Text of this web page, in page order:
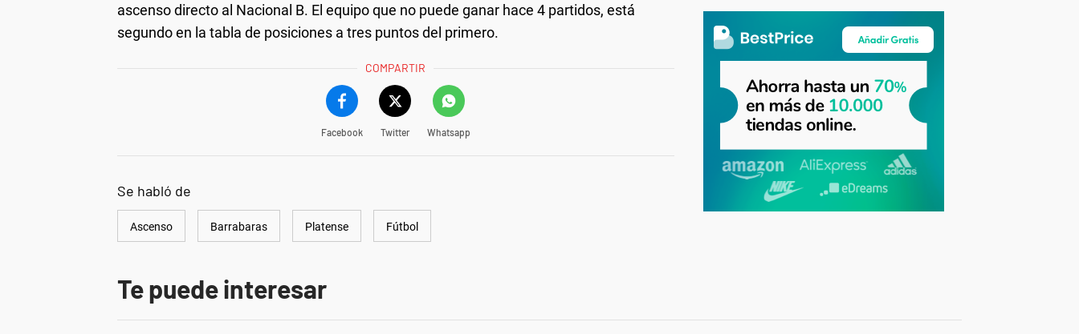
ascenso directo al Nacional B. El equipo que no puede ganar hace 4 partidos, está
segundo en la tabla de posiciones a tres puntos del primero.
COMPARTIR
Facebook Twitter Whatsapp
Se habló de
Ascenso Barrabaras Platense Fútbol
Te puede interesar